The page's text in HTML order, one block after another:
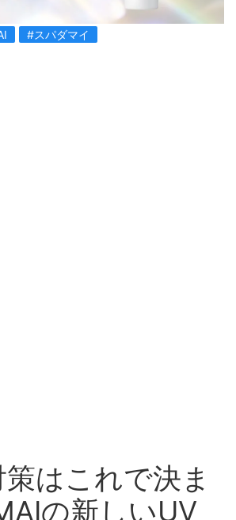
#スパダマイ
はこれで決ま
の新しいUV